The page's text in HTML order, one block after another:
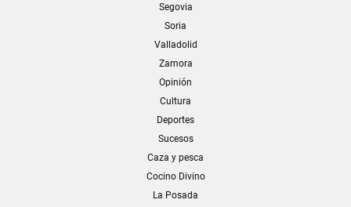
Segovia
Soria
Valladolid
Zamora
Opinión
Cultura
Deportes
Sucesos
Caza y pesca
Cocino Divino
La Posada